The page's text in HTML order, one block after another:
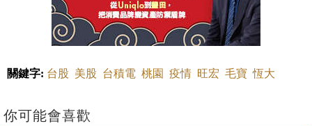
台股 美股 台積電 桃園 疫情 旺宏 毛寶 恆大
你可能會喜歡